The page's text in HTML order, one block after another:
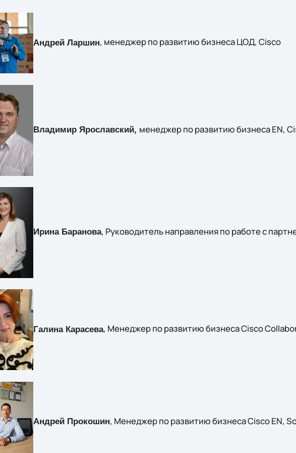
Андрей Ларшин, менеджер по развитию бизнеса ЦОД, Cisco
Владимир Ярославский, менеджер по развитию бизнеса EN,
Ирина Баранова, Руководитель направления по работе с
Галина Карасева, Менеджер по развитию бизнеса Cisco
Андрей Прокошин, Менеджер по развитию бизнеса Cisco EN,